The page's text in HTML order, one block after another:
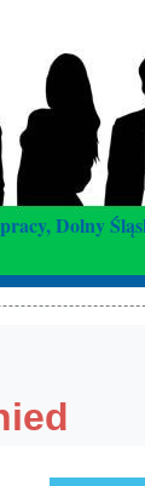
Dolny